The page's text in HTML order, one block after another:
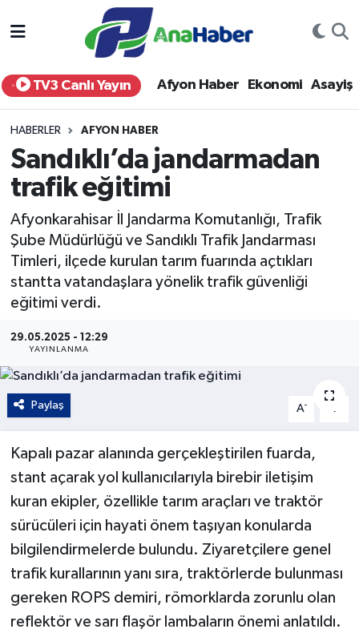
TV3 Canlı Yayın Afyon Haber Ekonomi Asayiş
HABERLER AFYON HABER
Sandıklı’da jandarmadan
trafik eğitimi
Afyonkarahisar İl Jandarma Komutanlığı, Trafik
Şube Müdürlüğü ve Sandıklı Trafik Jandarması
Timleri, ilçede kurulan tarım fuarında açtıkları
stantta vatandaşlara yönelik trafik güvenliği
eğitimi verdi.
29.05.2025 - 12:29
YAYINLANMA
Paylaş A- A
Kapalı pazar alanında gerçekleştirilen fuarda,
stant açarak yol kullanıcılarıyla birebir iletişim
kuran ekipler, özellikle tarım araçları ve traktör
sürücüleri için hayati önem taşıyan konularda
bilgilendirmelerde bulundu. Ziyaretçilere genel
trafik kurallarının yanı sıra, traktörlerde bulunması
gereken ROPS demiri, römorklarda zorunlu olan
reflektör ve sarı flaşör lambaların önemi anlatıldı.
Yurt Haber
Afyon Haber
Siyaset
Spor
Eğitim
Sağlık
Teknoloji
Yaşam
Afyonkarahisar Nöbetçi Eczaneler
Afyonkarahisar Hava Durumu
Afyonkarahisar Trafik Yoğunluk Haritası
Süper Lig Puan Durumu ve Fikstür
Tüm Manşetler
Son Dakika Haberleri
Haber Arşivi